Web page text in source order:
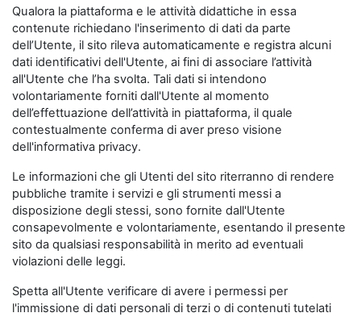
Qualora la piattaforma e le attività didattiche in essa
contenute richiedano l'inserimento di dati da parte
dell’Utente, il sito rileva automaticamente e registra alcuni
dati identificativi dell'Utente, ai fini di associare l’attività
all'Utente che l’ha svolta. Tali dati si intendono
volontariamente forniti dall'Utente al momento
dell’effettuazione dell’attività in piattaforma, il quale
contestualmente conferma di aver preso visione
dell'informativa privacy.
Le informazioni che gli Utenti del sito riterranno di rendere
pubbliche tramite i servizi e gli strumenti messi a
disposizione degli stessi, sono fornite dall'Utente
consapevolmente e volontariamente, esentando il presente
sito da qualsiasi responsabilità in merito ad eventuali
violazioni delle leggi.
Spetta all'Utente verificare di avere i permessi per
l'immissione di dati personali di terzi o di contenuti tutelati